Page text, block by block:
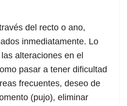
del recto o ano,
inmediatamente. Lo
alteraciones en el
pasar a tener dificultad
frecuentes, deseo de
(pujo), eliminar